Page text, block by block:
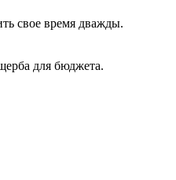
свое время дважды.
для бюджета.